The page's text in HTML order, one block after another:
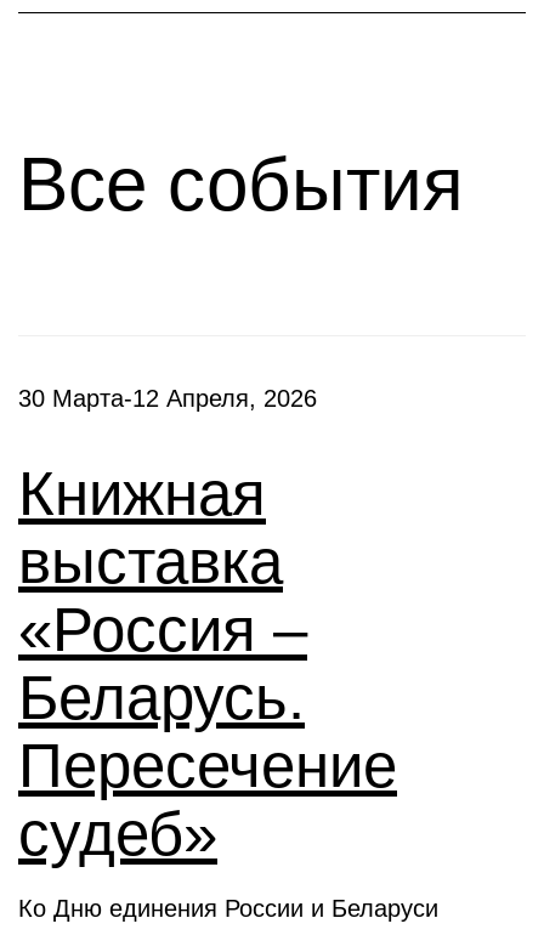
Все события
30 Марта-12 Апреля, 2026
Книжная
выставка
«Россия –
Беларусь.
Пересечение
судеб»
Ко Дню единения России и Беларуси